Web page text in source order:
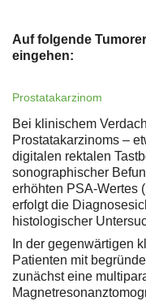
Auf folgende
eingehen:
Prostatakarzinom
Bei klinischem
Prostatakarzinoms –
digitalen rektalen
sonographischer
erhöhten PSA-Wertes
erfolgt die
histologischer
In der gegenwärtigen
Patienten mit
zunächst eine